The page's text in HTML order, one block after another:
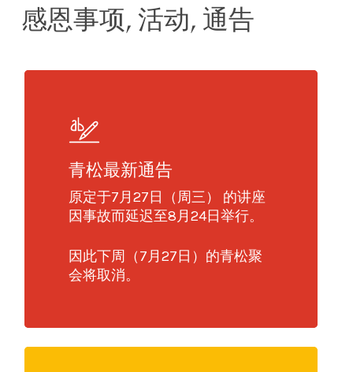
感恩事项, 活动, 通告
青松最新通告
原定于7月27日（周三） 的讲座
因事故而延迟至8月24日举行。
因此下周（7月27日）的青松聚
会将取消。